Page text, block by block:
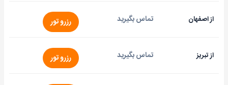
از اصفهان تماس بگیرید رزرو تور
از تبریز تماس بگیرید رزرو تور